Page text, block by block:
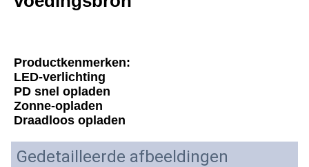
Productkenmerken:
LED-verlichting
PD snel opladen
Zonne-opladen
Draadloos opladen
Gedetailleerde afbeeldingen